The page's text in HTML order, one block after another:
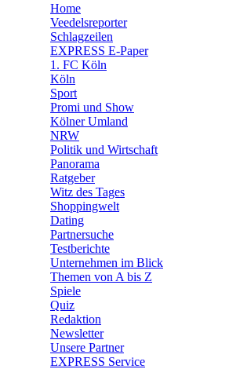
🛒 Shoppingwelt
Home
Veedelsreporter
Schlagzeilen
EXPRESS E-Paper
1. FC Köln
Köln
Sport
Promi und Show
Kölner Umland
NRW
Politik und Wirtschaft
Panorama
Ratgeber
Witz des Tages
Shoppingwelt
Dating
Partnersuche
Testberichte
Unternehmen im Blick
Themen von A bis Z
Spiele
Quiz
Redaktion
Newsletter
Unsere Partner
EXPRESS Service